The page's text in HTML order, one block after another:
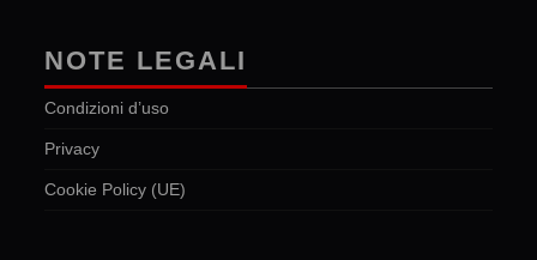
NOTE LEGALI
Condizioni d’uso
Privacy
Cookie Policy (UE)